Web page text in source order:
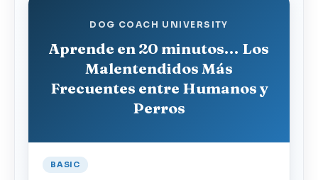
DOG COACH UNIVERSITY
Aprende en 20 minutos… Los
Malentendidos Más
Frecuentes entre Humanos y
Perros
BASIC